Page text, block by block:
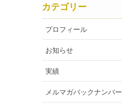
カテゴリー
プロフィール
お知らせ
実績
メルマガバックナンバー